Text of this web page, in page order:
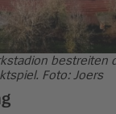
bestreiten
Foto: Joers